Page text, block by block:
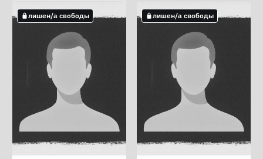
не лишен/а свободы
лишен/а свободы лишен/а свободы
лишен/а свободы лишен/а свободы